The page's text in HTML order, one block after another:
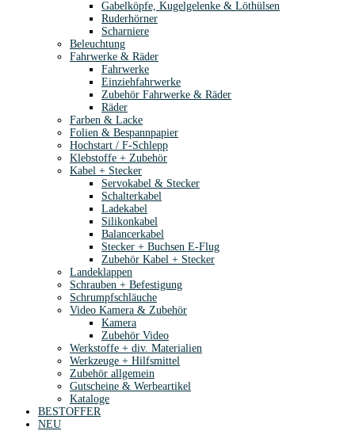
Gabelköpfe, Kugelgelenke & Löthülsen
Ruderhörner
Scharniere
Beleuchtung
Fahrwerke & Räder
Fahrwerke
Einziehfahrwerke
Zubehör Fahrwerke & Räder
Räder
Farben & Lacke
Folien & Bespannpapier
Hochstart / F-Schlepp
Klebstoffe + Zubehör
Kabel + Stecker
Servokabel & Stecker
Schalterkabel
Ladekabel
Silikonkabel
Balancerkabel
Stecker + Buchsen E-Flug
Zubehör Kabel + Stecker
Landeklappen
Schrauben + Befestigung
Schrumpfschläuche
Video Kamera & Zubehör
Kamera
Zubehör Video
Werkstoffe + div. Materialien
Werkzeuge + Hilfsmittel
Zubehör allgemein
Gutscheine & Werbeartikel
Kataloge
BESTOFFER
NEU